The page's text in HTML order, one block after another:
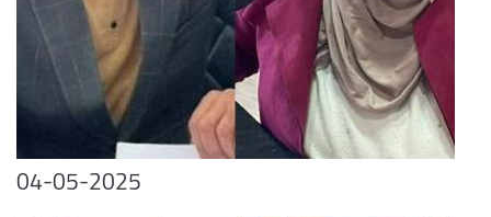
04-05-2025